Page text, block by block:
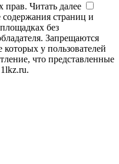
прав. Читать далее
страниц и
без
Запрещаются
у пользователей
что представленные